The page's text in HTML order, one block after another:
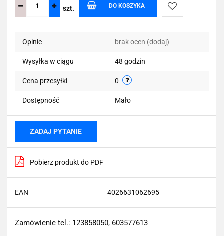
szt. DO KOSZYKA
Do
Opinie brak ocen (dodaj)
Wysyłka w ciągu 48 godzin
Cena przesyłki 0
Dostępność Mało
ZADAJ PYTANIE
Pobierz produkt do PDF
EAN 4026631062695
Zamówienie tel.: 123858050, 603577613